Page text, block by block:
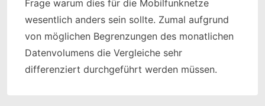
Frage warum dies für die Mobilfunknetze
wesentlich anders sein sollte. Zumal aufgrund
von möglichen Begrenzungen des monatlichen
Datenvolumens die Vergleiche sehr
differenziert durchgeführt werden müssen.